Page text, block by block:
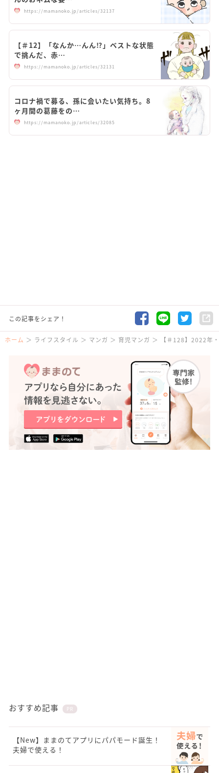
https://mamanoko.jp/articles/32137
【＃12】「なんか…んん⁉︎」ベストな状態
で挑んだ、赤…
https://mamanoko.jp/articles/32131
コロナ禍で募る、孫に会いたい気持ち。8
ヶ月間の葛藤をの…
https://mamanoko.jp/articles/32085
この記事をシェア！
ホーム ライフスタイル マンガ 育児マンガ 【＃128】2022年
おすすめ記事 PR
【New】ままのてアプリにパパモード誕生！
夫婦で使える！